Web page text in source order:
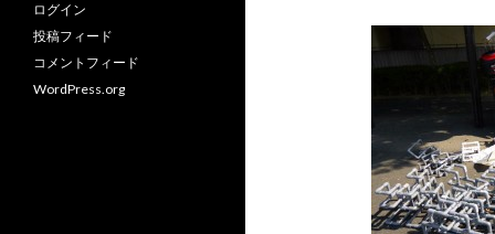
ログイン
投稿フィード
コメントフィード
WordPress.org